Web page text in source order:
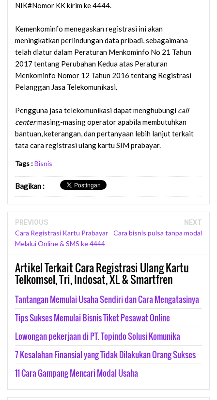
NIK#Nomor KK kirim ke 4444.
Kemenkominfo menegaskan registrasi ini akan
meningkatkan perlindungan data pribadi, sebagaimana
telah diatur dalam Peraturan Menkominfo No 21 Tahun
2017 tentang Perubahan Kedua atas Peraturan
Menkominfo Nomor 12 Tahun 2016 tentang Registrasi
Pelanggan Jasa Telekomunikasi.
Pengguna jasa telekomunikasi dapat menghubungi call
centermasing-masing operator apabila membutuhkan
bantuan, keterangan, dan pertanyaan lebih lanjut terkait
tata cara registrasi ulang kartu SIM prabayar.
Tags :Bisnis
Bagikan :
PREVIOUS
Cara Registrasi Kartu Prabayar
Melalui Online & SMS ke 4444
NEXT
Cara bisnis pulsa tanpa modal
Artikel Terkait Cara Registrasi Ulang Kartu
Telkomsel, Tri, Indosat, XL & Smartfren
Tantangan Memulai Usaha Sendiri dan Cara Mengatasinya
Tips Sukses Memulai Bisnis Tiket Pesawat Online
Lowongan pekerjaan di PT. Topindo Solusi Komunika
7 Kesalahan Finansial yang Tidak Dilakukan Orang Sukses
11 Cara Gampang Mencari Modal Usaha